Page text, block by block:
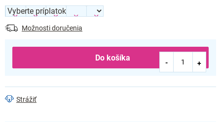
Možnosti doručenia
Do košíka
Strážiť